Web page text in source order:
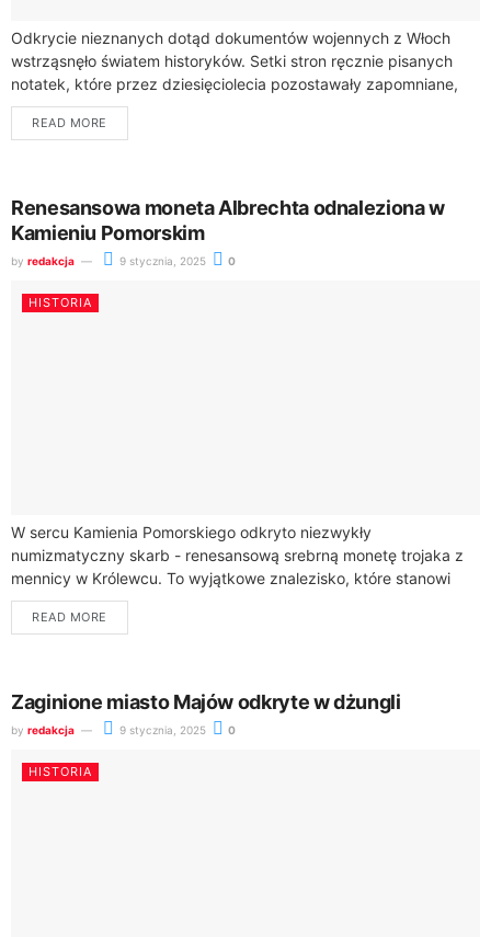
Odkrycie nieznanych dotąd dokumentów wojennych z Włoch
wstrząsnęło światem historyków. Setki stron ręcznie pisanych
notatek, które przez dziesięciolecia pozostawały zapomniane,
rzucają nowe światło na codzienność żołnierzy podczas
konfliktów.Wojskowe zapiski z...
READ MORE
Renesansowa moneta Albrechta odnaleziona w
Kamieniu Pomorskim
by redakcja 9 stycznia, 2025 0
HISTORIA
W sercu Kamienia Pomorskiego odkryto niezwykły
numizmatyczny skarb - renesansową srebrną monetę trojaka z
mennicy w Królewcu. To wyjątkowe znalezisko, które stanowi
zaledwie jedną z 300 zachowanych sztuk na świecie,...
READ MORE
Zaginione miasto Majów odkryte w dżungli
by redakcja 9 stycznia, 2025 0
HISTORIA